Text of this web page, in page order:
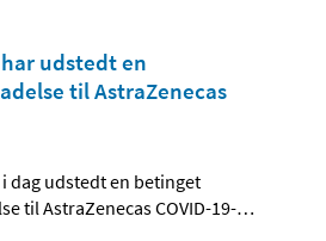
udstedt en
til AstraZenecas
dag udstedt en betinget
til AstraZenecas COVID-19-…